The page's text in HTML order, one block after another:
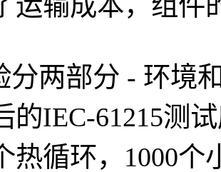
分两部分 - 环境
的IEC-61215测
热循环，1000